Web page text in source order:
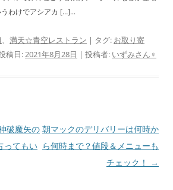
わけでアシアカ […]...
、 満天☆青空レストラン | タグ: お取り寄
稿日:2021年8月28日 | 投稿者: いずみさん♀
破魔矢の
ってもい
朝マックのデリバリーは何時か
ら何時まで？値段＆メニューも
チェック！
→